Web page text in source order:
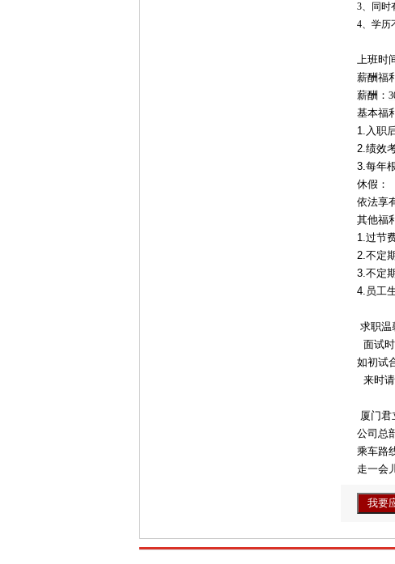
3、同时
4、学历
上班时
薪酬福
薪酬：
基本福
1.入职
2.绩效
3.每年
休假：
依法享
其他福
1.过节
2.不定
3.不定
4.员工
求职温
面试
如初试
来时
厦门君
公司总
乘车路
走一会